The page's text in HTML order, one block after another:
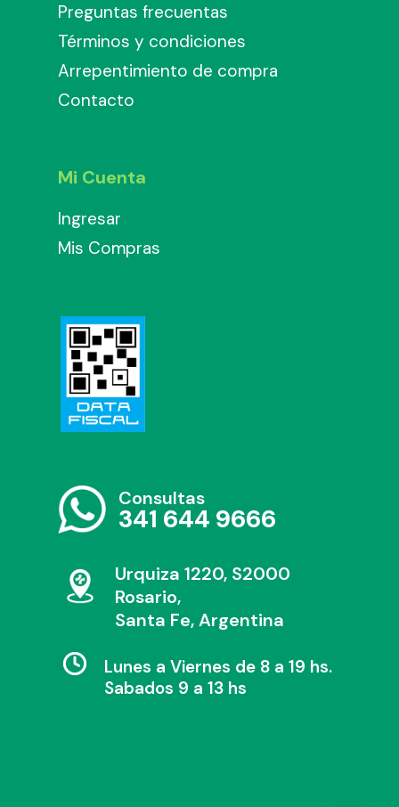
Preguntas frecuentas
Términos y condiciones
Arrepentimiento de compra
Contacto
Mi Cuenta
Ingresar
Mis Compras
Consultas
341 644 9666
Urquiza 1220, S2000
Rosario,
Santa Fe, Argentina
Lunes a Viernes de 8 a 19 hs.
Sabados 9 a 13 hs